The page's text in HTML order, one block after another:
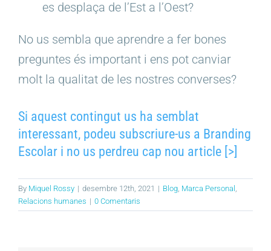
es desplaça de l’Est a l’Oest?
No us sembla que aprendre a fer bones
preguntes és important i ens pot canviar
molt la qualitat de les nostres converses?
Si aquest contingut us ha semblat
interessant, podeu subscriure-us a Branding
Escolar i no us perdreu cap nou article [>]
By Miquel Rossy | desembre 12th, 2021 | Blog, Marca Personal ,
Relacions humanes | 0 Comentaris